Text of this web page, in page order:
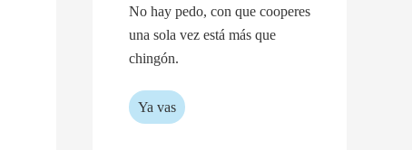
No hay pedo, con que cooperes
una sola vez está más que
chingón.
Ya vas